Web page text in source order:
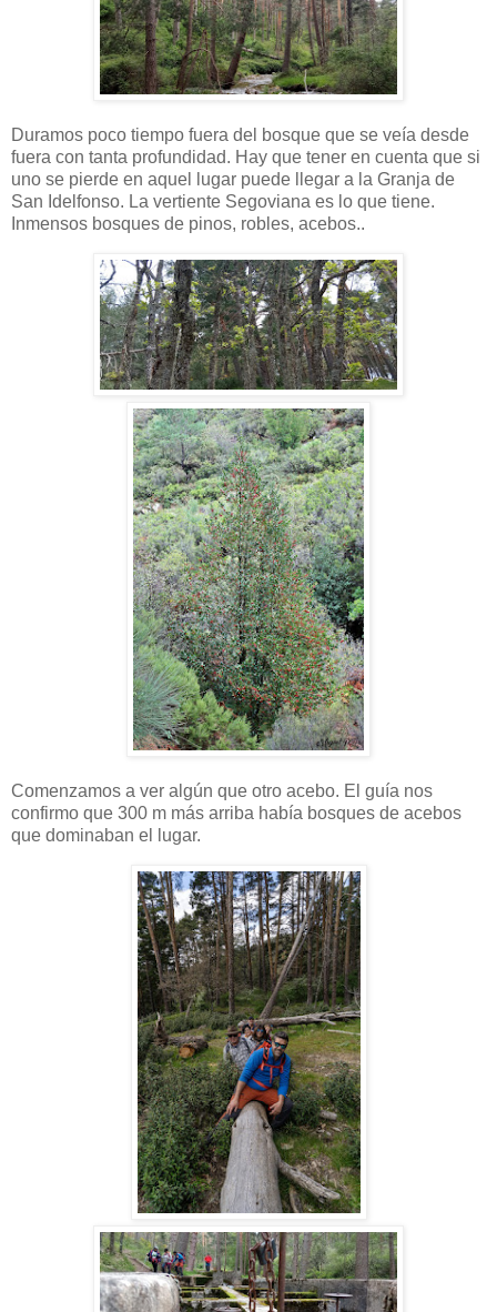
Duramos poco tiempo fuera del bosque que se veía desde
fuera con tanta profundidad. Hay que tener en cuenta que si
uno se pierde en aquel lugar puede llegar a la Granja de
San Idelfonso. La vertiente Segoviana es lo que tiene.
Inmensos bosques de pinos, robles, acebos..
Comenzamos a ver algún que otro acebo. El guía nos
confirmo que 300 m más arriba había bosques de acebos
que dominaban el lugar.